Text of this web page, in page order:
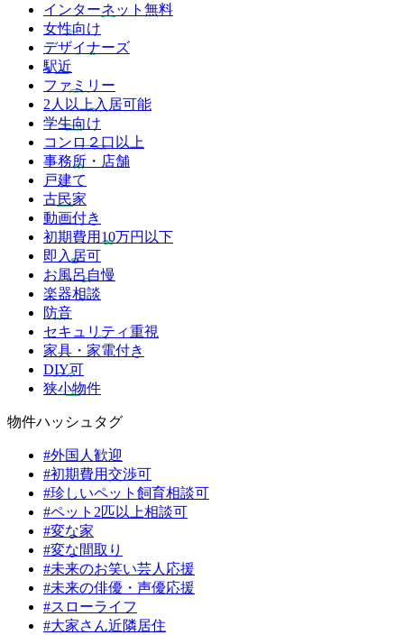
インターネット無料
女性向け
デザイナーズ
駅近
ファミリー
2人以上入居可能
学生向け
コンロ２口以上
事務所・店舗
戸建て
古民家
動画付き
初期費用10万円以下
即入居可
お風呂自慢
楽器相談
防音
セキュリティ重視
家具・家電付き
DIY可
狭小物件
物件ハッシュタグ
#外国人歓迎
#初期費用交渉可
#珍しいペット飼育相談可
#ペット2匹以上相談可
#変な家
#変な間取り
#未来のお笑い芸人応援
#未来の俳優・声優応援
#スローライフ
#大家さん近隣居住